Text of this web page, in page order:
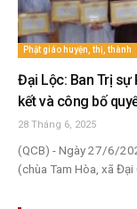
Phật giáo huyện, thị, thành
Đại Lộc: Ban Trị sự
kết và công bố
28 Tháng 6, 2025
(QCB) - Ngày 27/6/
(chùa Tam Hòa, xã Đại